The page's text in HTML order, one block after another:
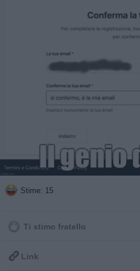
Stime: 15
Ti stimo fratello
 Link